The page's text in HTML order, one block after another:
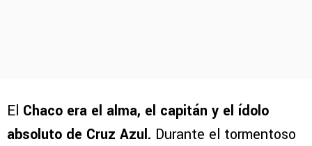
El Chaco era el alma, el capitán y el ídolo
absoluto de Cruz Azul. Durante el tormentoso